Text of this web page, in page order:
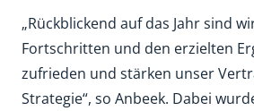
„Rückblickend auf das Jahr sind
Fortschritten und den erzielten
zufrieden und stärken unser
Strategie“, so Anbeek. Dabei